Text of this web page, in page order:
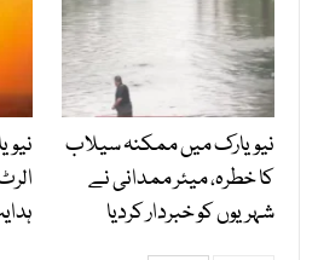
نیویارک میں ممکنہ سیلاب
کا خطرہ، میئر ممدانی نے
شہریوں کو خبردار کردیا